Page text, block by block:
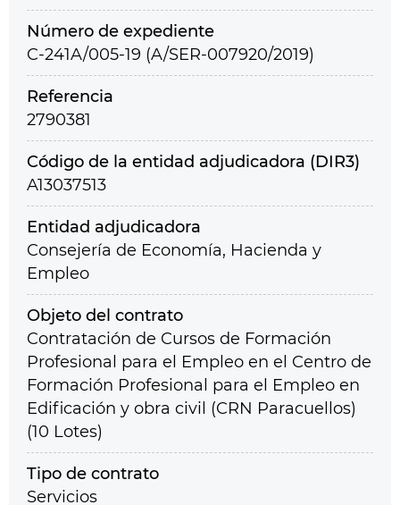
Número de expediente
C-241A/005-19 (A/SER-007920/2019)
Referencia
2790381
Código de la entidad adjudicadora (DIR3)
A13037513
Entidad adjudicadora
Consejería de Economía, Hacienda y
Empleo
Objeto del contrato
Contratación de Cursos de Formación
Profesional para el Empleo en el Centro de
Formación Profesional para el Empleo en
Edificación y obra civil (CRN Paracuellos)
(10 Lotes)
Tipo de contrato
Servicios